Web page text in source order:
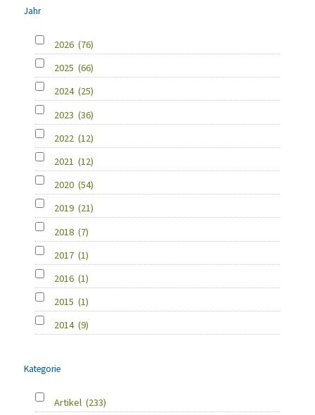
Jahr
2026 (76)
2025 (66)
2024 (25)
2023 (36)
2022 (12)
2021 (12)
2020 (54)
2019 (21)
2018 (7)
2017 (1)
2016 (1)
2015 (1)
2014 (9)
Kategorie
Artikel (233)